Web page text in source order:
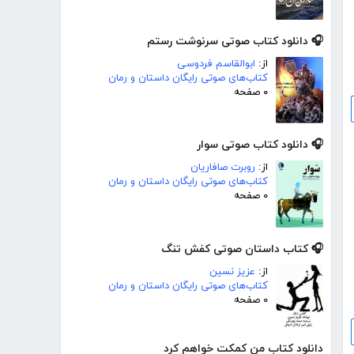
🎧 دانلود کتاب صوتی سرنوشت رستم
از: ابوالقاسم فردوسی
کتاب‌های صوتی رایگان داستان و رمان
۰ صفحه
🎧 دانلود کتاب صوتی سوار
از: روبرت صافاریان
کتاب‌های صوتی رایگان داستان و رمان
۰ صفحه
🎧 کتاب داستان صوتی کفش تنگ
از: عزیز نسین
کتاب‌های صوتی رایگان داستان و رمان
۰ صفحه
دانلود کتاب من کمکت خواهم کرد